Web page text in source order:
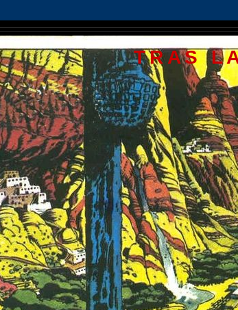
TRAS